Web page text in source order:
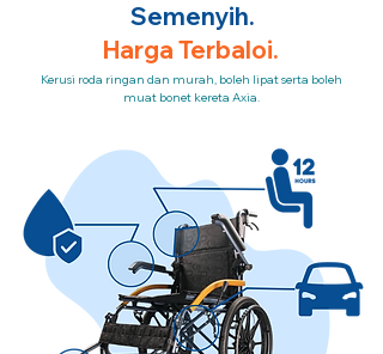
Semenyih.
Harga Terbaloi.
Kerusi roda ringan dan murah, boleh lipat serta boleh
muat bonet kereta Axia.